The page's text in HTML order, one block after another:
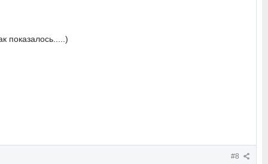
показалось.....)
#8